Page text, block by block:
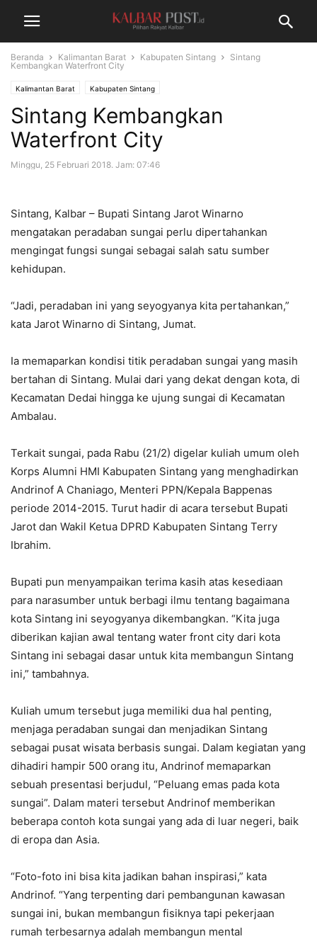
Beranda Kalimantan Barat Kabupaten Sintang
Sintang
Kembangkan Waterfront City
Kalimantan Barat Kabupaten Sintang
Sintang Kembangkan
Waterfront City
Minggu, 25 Februari 2018. Jam: 07:46
Sintang, Kalbar – Bupati Sintang Jarot Winarno
mengatakan peradaban sungai perlu dipertahankan
mengingat fungsi sungai sebagai salah satu sumber
kehidupan.
“Jadi, peradaban ini yang seyogyanya kita pertahankan,”
kata Jarot Winarno di Sintang, Jumat.
Ia memaparkan kondisi titik peradaban sungai yang masih
bertahan di Sintang. Mulai dari yang dekat dengan kota, di
Kecamatan Dedai hingga ke ujung sungai di Kecamatan
Ambalau.
Terkait sungai, pada Rabu (21/2) digelar kuliah umum oleh
Korps Alumni HMI Kabupaten Sintang yang menghadirkan
Andrinof A Chaniago, Menteri PPN/Kepala Bappenas
periode 2014-2015. Turut hadir di acara tersebut Bupati
Jarot dan Wakil Ketua DPRD Kabupaten Sintang Terry
Ibrahim.
Bupati pun menyampaikan terima kasih atas kesediaan
para narasumber untuk berbagi ilmu tentang bagaimana
kota Sintang ini seyogyanya dikembangkan. “Kita juga
diberikan kajian awal tentang water front city dari kota
Sintang ini sebagai dasar untuk kita membangun Sintang
ini,” tambahnya.
Kuliah umum tersebut juga memiliki dua hal penting,
menjaga peradaban sungai dan menjadikan Sintang
sebagai pusat wisata berbasis sungai. Dalam kegiatan yang
dihadiri hampir 500 orang itu, Andrinof memaparkan
sebuah presentasi berjudul, “Peluang emas pada kota
sungai”. Dalam materi tersebut Andrinof memberikan
beberapa contoh kota sungai yang ada di luar negeri, baik
di eropa dan Asia.
“Foto-foto ini bisa kita jadikan bahan inspirasi,” kata
Andrinof. “Yang terpenting dari pembangunan kawasan
sungai ini, bukan membangun fisiknya tapi pekerjaan
rumah terbesarnya adalah membangun mental